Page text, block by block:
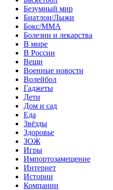
Безумный мир
Биатлон/Лыжи
Бокс/MMA
Болезни и лекарства
В мире
В России
Вещи
Военные новости
Волейбол
Гаджеты
Дети
Дом и сад
Еда
Звёзды
Здоровье
ЗОЖ
Игры
Импортозамещение
Интернет
Истории
Компании